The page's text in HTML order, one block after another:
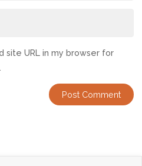
site URL in my browser for